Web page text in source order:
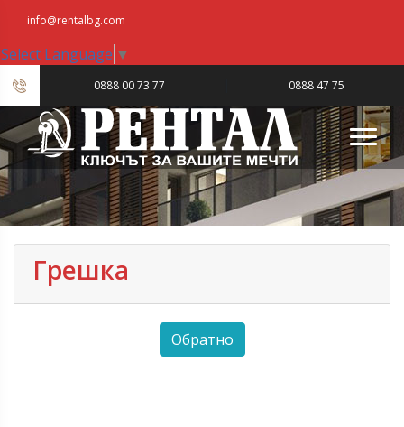
info@rentalbg.com
Select Language ▼
0888 00 73 77 0888 47 75
23
Грешка